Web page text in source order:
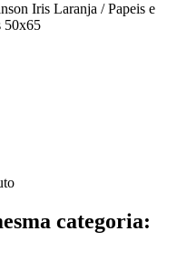
Iris Laranja / Papeis e
50x65
categoria: